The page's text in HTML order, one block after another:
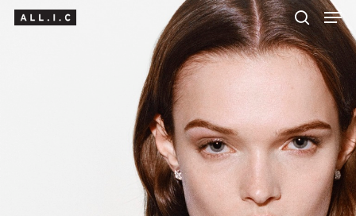
Hit enter to search or ESC to close